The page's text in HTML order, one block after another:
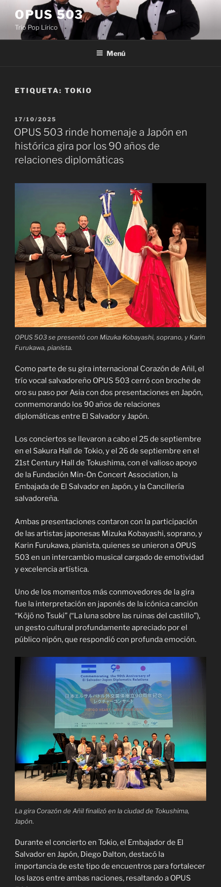
contenido
OPUS 503
Trío Pop Lírico
Menú
ETIQUETA: TOKIO
PUBLICADO
EL
17/10/2025
OPUS 503 rinde homenaje a Japón en
histórica gira por los 90 años de
relaciones diplomáticas
OPUS 503 se presentó con Mizuka Kobayashi, soprano, y Karin
Furukawa, pianista.
Como parte de su gira internacional Corazón de Añil, el
trío vocal salvadoreño OPUS 503 cerró con broche de
oro su paso por Asia con dos presentaciones en Japón,
conmemorando los 90 años de relaciones
diplomáticas entre El Salvador y Japón.
Los conciertos se llevaron a cabo el 25 de septiembre
en el Sakura Hall de Tokio, y el 26 de septiembre en el
21st Century Hall de Tokushima, con el valioso apoyo
de la Fundación Min-On Concert Association, la
Embajada de El Salvador en Japón, y la Cancillería
salvadoreña.
Ambas presentaciones contaron con la participación
de las artistas japonesas Mizuka Kobayashi, soprano, y
Karin Furukawa, pianista, quienes se unieron a OPUS
503 en un intercambio musical cargado de emotividad
y excelencia artística.
Uno de los momentos más conmovedores de la gira
fue la interpretación en japonés de la icónica canción
“Kōjō no Tsuki” (“La luna sobre las ruinas del castillo”),
un gesto cultural profundamente apreciado por el
público nipón, que respondió con profunda emoción.
La gira Corazón de Añil finalizó en la ciudad de Tokushima,
Japón.
Durante el concierto en Tokio, el Embajador de El
Salvador en Japón, Diego Dalton, destacó la
importancia de este tipo de encuentros para fortalecer
los lazos entre ambas naciones, resaltando a OPUS